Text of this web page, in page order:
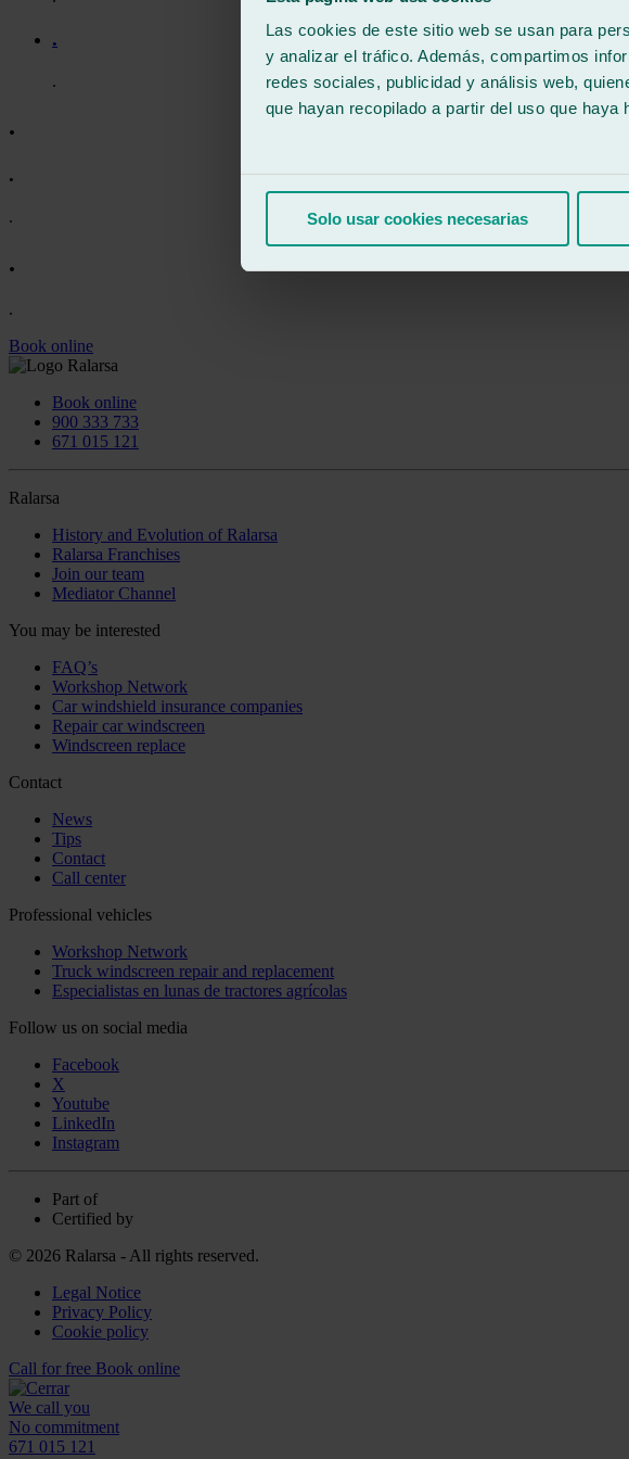
Las cookies de este sitio web se usan para
y analizar el tráfico. Además, compartimos
redes sociales, publicidad y análisis web,
que hayan recopilado a partir del uso que haya
Solo usar cookies necesarias
.
.
.
.
.
.
.
Book online
Book online
900 333 733
671 015 121
Ralarsa
History and Evolution of Ralarsa
Ralarsa Franchises
Join our team
Mediator Channel
You may be interested
FAQ’s
Workshop Network
Car windshield insurance companies
Repair car windscreen
Windscreen replace
Contact
News
Tips
Contact
Call center
Professional vehicles
Workshop Network
Truck windscreen repair and replacement
Especialistas en lunas de tractores agrícolas
Follow us on social media
Facebook
X
Youtube
LinkedIn
Instagram
Part of
Certified by
© 2026 Ralarsa - All rights reserved.
Legal Notice
Privacy Policy
Cookie policy
Call for free Book online
We call you
No commitment
671 015 121